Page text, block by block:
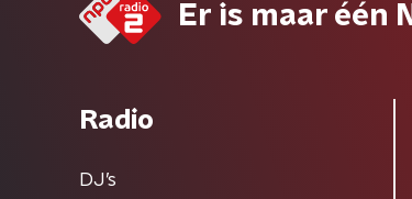
Er is maar één
Radio
DJ’s